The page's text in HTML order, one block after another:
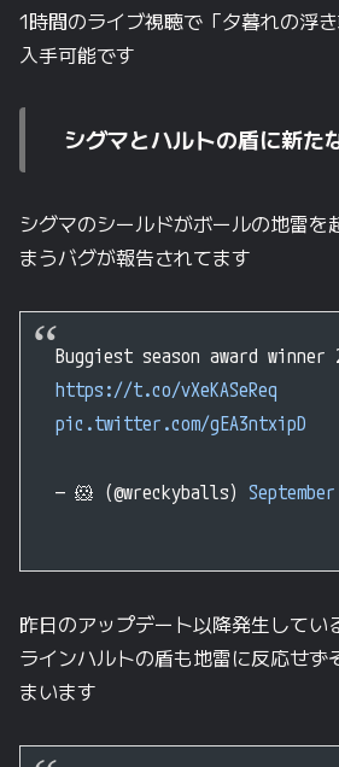
1時間のライブ視聴で「夕暮れの浮
入手可能です
シグマとハルトの盾に新た
シグマのシールドがボールの地雷を
まうバグが報告されてます
Buggiest season award winner
https://t.co/vXeKASeReq
pic.twitter.com/gEA3ntxipD
— 🐹 (@wreckyballs)
昨日のアップデート以降発生してい
ラインハルトの盾も地雷に反応せず
まいます